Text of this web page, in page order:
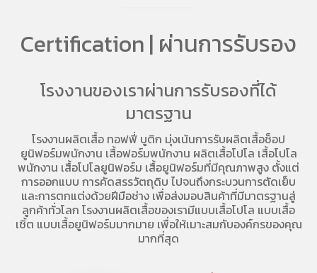
Certification | ผ่านการรับรอง
โรงงานของเราผ่านการรับรองที่ได้
มาตรฐาน
โรงงานผลิตเสื้อ ทอฟฟี่ บูติก มุ่งเน้นการรับผลิตเสื้อช็อป
ยูนิฟอร์มพนักงาน เสื้อฟอร์มพนักงาน ผลิตเสื้อโปโล เสื้อโปโล
พนักงาน เสื้อโปโลยูนิฟอร์ม เสื้อยูนิฟอร์มที่มีคุณภาพสูง ตั้งแต่
การออกแบบ การคัดสรรวัตถุดิบ ไปจนถึงกระบวนการตัดเย็บ
และการตกแต่งด้วยฝีมือช่าง เพื่อส่งมอบสินค้าที่มีมาตรฐานสู่
ลูกค้าทั่วโลก โรงงานผลิตเสื้อของเรามีแบบเสื้อโปโล แบบเสื้อ
เชิ้ต แบบเสื้อยูนิฟอร์มมากมาย เพื่อให้เมาะสมกับองค์กรของคุณ
มากที่สุด